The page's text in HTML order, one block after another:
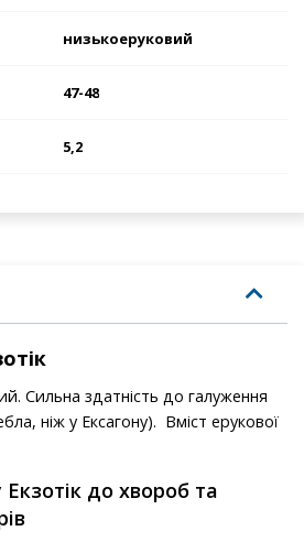
низькоеруковий
47-48
5,2
Сильна здатність до галуження
ніж у Ексагону). Вміст ерукової
Екзотік до хвороб та